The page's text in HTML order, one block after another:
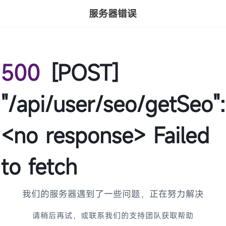
服务器错误
500 [POST]
"/api/user/seo/getSeo":
<no response> Failed
to fetch
我们的服务器遇到了一些问题，正在努力解决
请稍后再试，或联系我们的支持团队获取帮助